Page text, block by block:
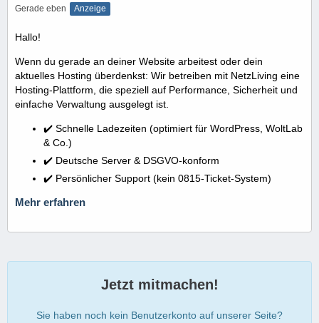
Gerade eben Anzeige
Hallo!
Wenn du gerade an deiner Website arbeitest oder dein
aktuelles Hosting überdenkst: Wir betreiben mit NetzLiving eine
Hosting-Plattform, die speziell auf Performance, Sicherheit und
einfache Verwaltung ausgelegt ist.
✔️ Schnelle Ladezeiten (optimiert für WordPress, WoltLab
& Co.)
✔️ Deutsche Server & DSGVO-konform
✔️ Persönlicher Support (kein 0815-Ticket-System)
Mehr erfahren
Jetzt mitmachen!
Sie haben noch kein Benutzerkonto auf unserer Seite?